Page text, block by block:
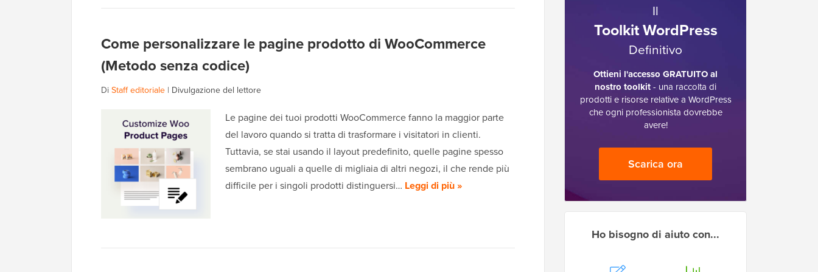
Come personalizzare le pagine prodotto di WooCommerce
(Metodo senza codice)
DiStaff editoriale | Divulgazione del lettore
Le pagine dei tuoi prodotti WooCommerce fanno la maggior parte
del lavoro quando si tratta di trasformare i visitatori in clienti.
Tuttavia, se stai usando il layout predefinito, quelle pagine spesso
sembrano uguali a quelle di migliaia di altri negozi, il che rende più
difficile per i singoli prodotti distinguersi… Leggi di più »
Il
Toolkit WordPress
Definitivo
Ottieni l'accesso GRATUITO al
nostro toolkit- una raccolta di
prodotti e risorse relative a WordPress
che ogni professionista dovrebbe
avere!
Scarica ora
Ho bisogno di aiuto con...